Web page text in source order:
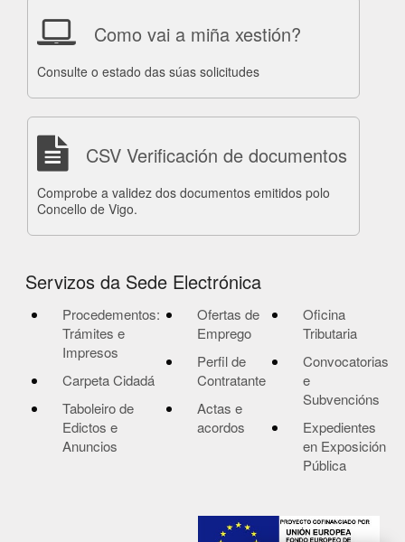
Como vai a miña xestión?
Consulte o estado das súas solicitudes
CSV Verificación de documentos
Comprobe a validez dos documentos emitidos polo
Concello de Vigo.
Servizos da Sede Electrónica
Procedementos:
Trámites e
Impresos
Carpeta Cidadá
Taboleiro de
Edictos e
Anuncios
Ofertas de
Emprego
Perfil de
Contratante
Actas e
acordos
Oficina
Tributaria
Convocatorias
e
Subvencións
Expedientes
en Exposición
Pública